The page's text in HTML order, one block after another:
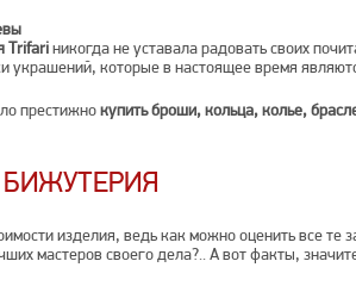
Trifariникогда не уставала радовать своих
украшений, которые в настоящее время
престижнокупить броши, кольца, колье,
изделия, ведь как можно оценить все
мастеров своего дела?.. А вот факты,